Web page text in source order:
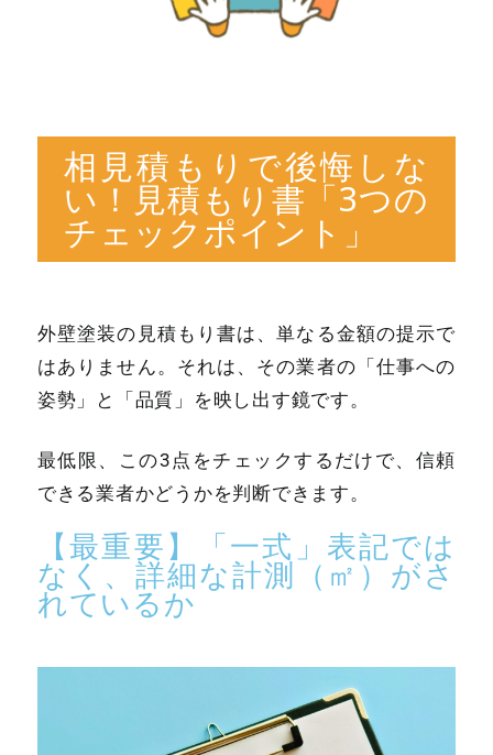
相見積もりで後悔しな
い！見積もり書「3つの
チェックポイント」
外壁塗装の見積もり書は、単なる金額の提示で
はありません。それは、その業者の「仕事への
姿勢」と「品質」を映し出す鏡です。
最低限、この3点をチェックするだけで、信頼
できる業者かどうかを判断できます。
【最重要】「一式」表記では
なく、詳細な計測（㎡）がさ
れているか